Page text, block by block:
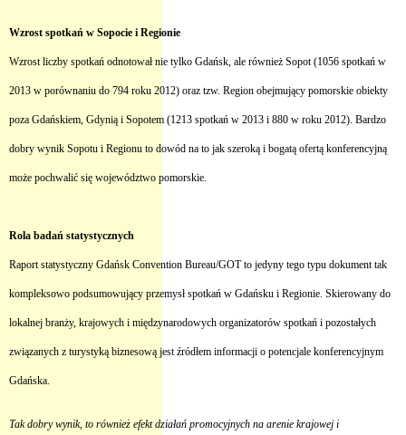
Wzrost spotkań w Sopocie i Regionie
Wzrost liczby spotkań odnotował nie tylko Gdańsk, ale również Sopot (1056 spotkań w
2013 w porównaniu do 794 roku 2012) oraz tzw. Region obejmujący pomorskie obiekty
poza Gdańskiem, Gdynią i Sopotem (1213 spotkań w 2013 i 880 w roku 2012). Bardzo
dobry wynik Sopotu i Regionu to dowód na to jak szeroką i bogatą ofertą konferencyjną
może pochwalić się województwo pomorskie.
Rola badań statystycznych
Raport statystyczny Gdańsk Convention Bureau/GOT to jedyny tego typu dokument tak
kompleksowo podsumowujący przemysł spotkań w Gdańsku i Regionie. Skierowany do
lokalnej branży, krajowych i międzynarodowych organizatorów spotkań i pozostałych
związanych z turystyką biznesową jest źródłem informacji o potencjale konferencyjnym
Gdańska.
Tak dobry wynik, to również efekt działań promocyjnych na arenie krajowej i